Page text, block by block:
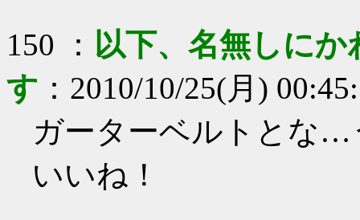
150 ： 以下、名無しに
す ： 2010/10/25(月)
ガーターベルトとな
いいね！